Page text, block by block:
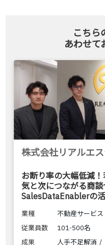
こちら
あわせて
株式会社リアルエ
お断り率の大幅低減
気と次につながる商談
SalesDataEnablerの
業種
不動産サービス
従業員数
101-500名
成果
人手不足解消